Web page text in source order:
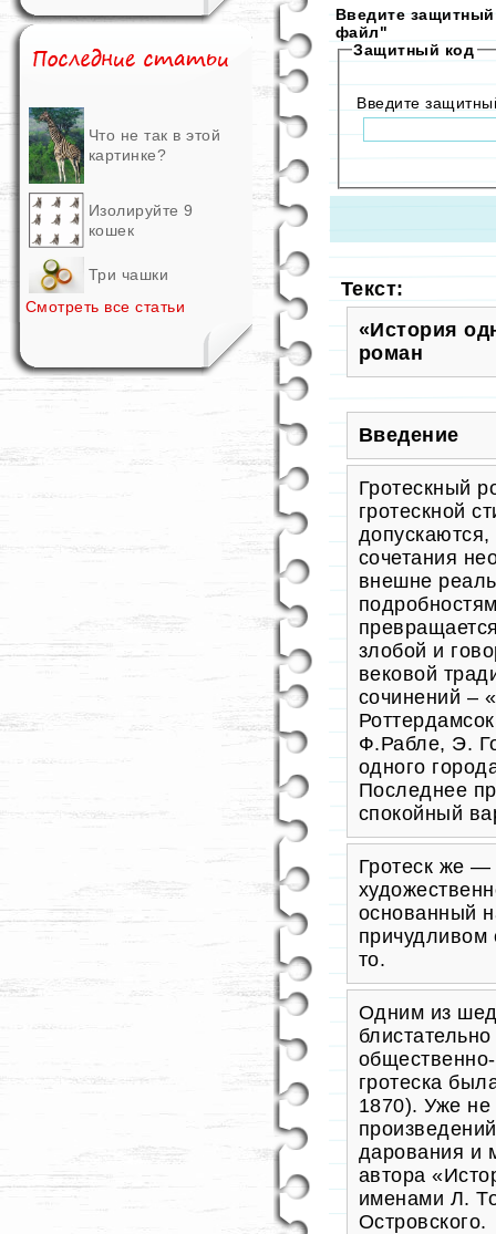
Что не так в этой
картинке?
Изолируйте 9
кошек
Три чашки
Смотреть все статьи
Введите
файл"
Защитный код
Введите
Текст:
«История
роман
Введение
Гротескный
гротескной
сочетания
внешне
злобой и
вековой
сочинений –
Ф.Рабле, Э.
одного
Последнее
спокойный
Гротеск же
основанный
причудливом
то.
Одним из
гротеска
1870). Уже
дарования и
автора
именами Л.
Островского.